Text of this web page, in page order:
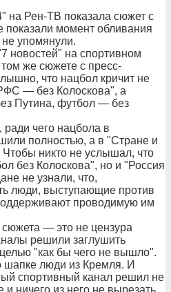
на Рен-ТВ показала сюжет с
показали момент обливания
упомянули.
новостей" на спортивном
же сюжете с пресс-
что нацбол кричит не
— без Колоскова", а
Путина, футбол — без
ради чего нацбола в
полностью, а в "Стране и
никто не услышал, что
без Колоскова", но и "Россия
не узнали, что,
люди, выступающие против
проводимую им
сюжета — это не цензура
решили заглушить
"как бы чего не вышло".
шапке люди из Кремля. И
спортивный канал решил не
и ничего из него не вырезать